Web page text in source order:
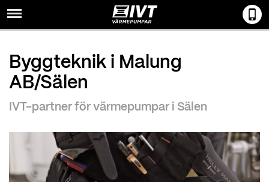
Byggteknik i Malung
AB/Sälen
IVT-partner för värmepumpar i Sälen